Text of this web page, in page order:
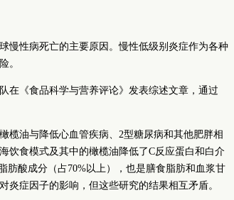
慢性病死亡的主要原因。慢性低级别炎症作为各种
。
在《食品科学与营养评论》发表综述文章，通过
榄油与降低心血管疾病、2型糖尿病和其他肥胖相
饮食模式及其中的橄榄油降低了C反应蛋白和白介
肪酸成分（占70%以上），也是膳食脂肪和血浆甘
症因子的影响，但这些研究的结果相互矛盾。